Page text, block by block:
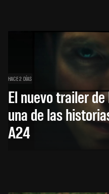
HACE 2 DÍAS
El nuevo trailer
una de las
A24